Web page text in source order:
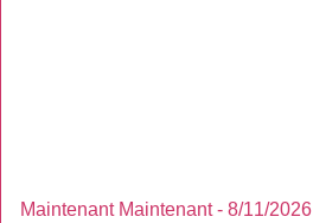
Maintenant Maintenant- 8/11/2026